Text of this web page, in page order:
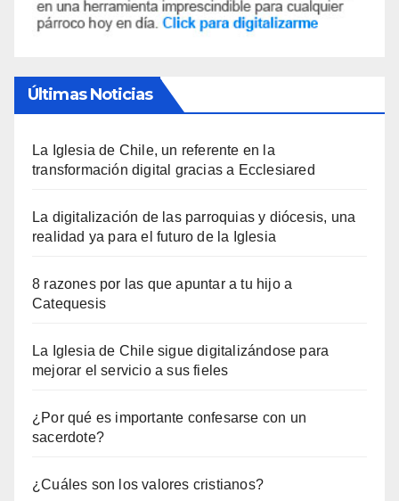
Últimas Noticias
La Iglesia de Chile, un referente en la
transformación digital gracias a Ecclesiared
La digitalización de las parroquias y diócesis, una
realidad ya para el futuro de la Iglesia
8 razones por las que apuntar a tu hijo a
Catequesis
La Iglesia de Chile sigue digitalizándose para
mejorar el servicio a sus fieles
¿Por qué es importante confesarse con un
sacerdote?
¿Cuáles son los valores cristianos?